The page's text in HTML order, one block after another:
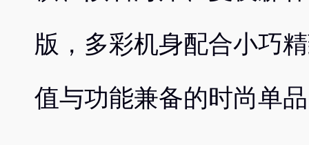
版，多彩机身配合小巧
值与功能兼备的时尚单